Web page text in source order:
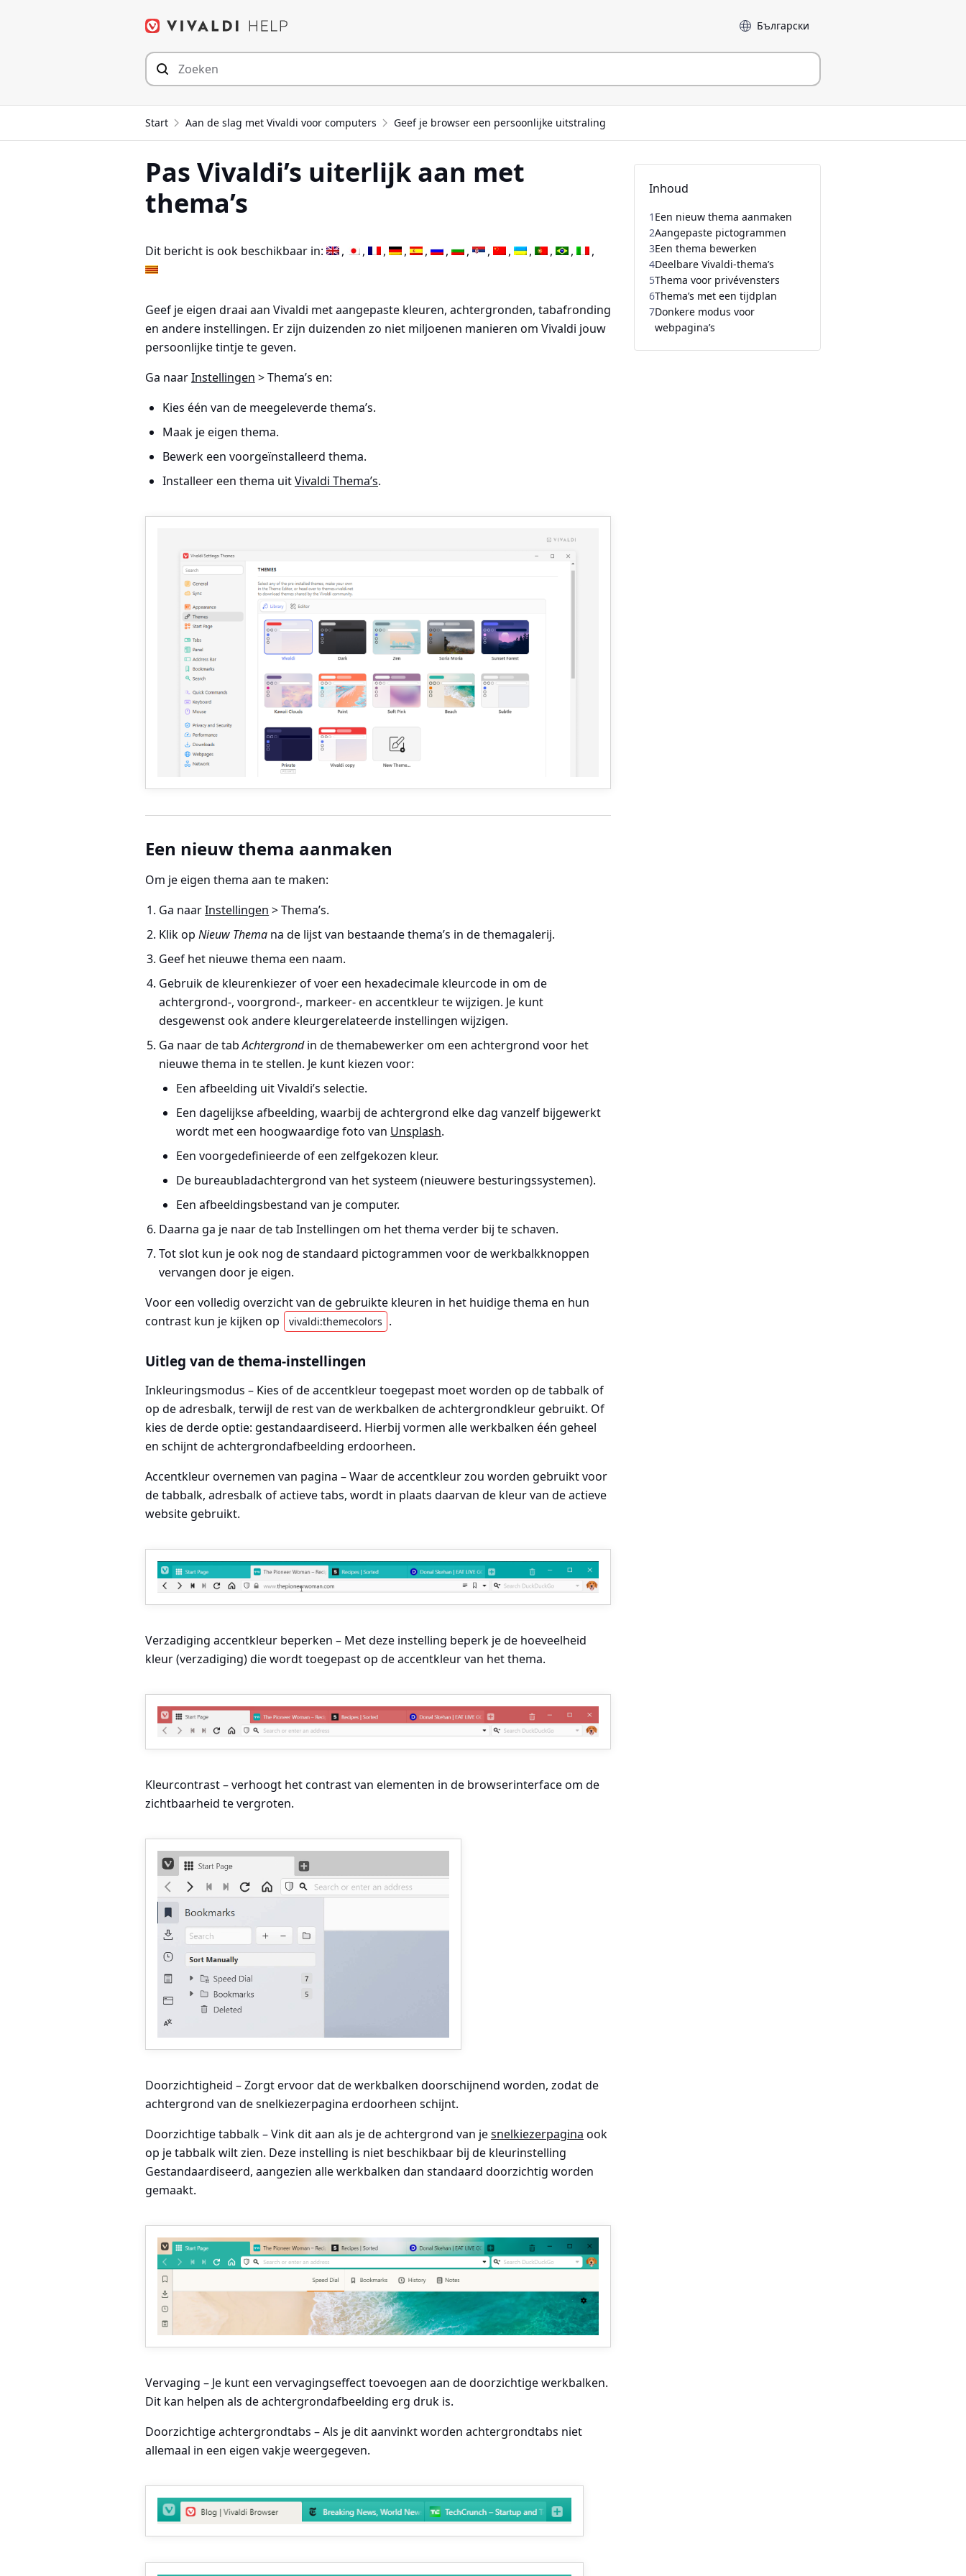
Taal
Start Aan de slag met Vivaldi voor computers Geef je browser een persoonlijke uitstraling
Pas Vivaldi’s uiterlijk aan met
thema’s
Dit bericht is ook beschikbaar in:
Geef je eigen draai aan Vivaldi met aangepaste kleuren, achtergronden, tabafronding
en andere instellingen. Er zijn duizenden zo niet miljoenen manieren om Vivaldi jouw
persoonlijke tintje te geven.
Ga naarInstellingen > Thema’s en:
Kies één van de meegeleverde thema’s.
Maak je eigen thema.
Bewerk een voorgeïnstalleerd thema.
Installeer een thema uitVivaldi Thema’s.
Een nieuw thema aanmaken
Om je eigen thema aan te maken:
Ga naarInstellingen > Thema’s.
Klik opNieuw Thema na de lijst van bestaande thema’s in de themagalerij.
Geef het nieuwe thema een naam.
Gebruik de kleurenkiezer of voer een hexadecimale kleurcode in om de
achtergrond-, voorgrond-, markeer- en accentkleur te wijzigen. Je kunt
desgewenst ook andere kleurgerelateerde instellingen wijzigen.
Ga naar de tabAchtergrondin de themabewerker om een achtergrond voor het
nieuwe thema in te stellen. Je kunt kiezen voor:
Een afbeelding uit Vivaldi’s selectie.
Een dagelijkse afbeelding, waarbij de achtergrond elke dag vanzelf bijgewerkt
wordt met een hoogwaardige foto van Unsplash.
Een voorgedefinieerde of een zelfgekozen kleur.
De bureaubladachtergrond van het systeem (nieuwere besturingssystemen).
Een afbeeldingsbestand van je computer.
Daarna ga je naar de tab Instellingen om het thema verder bij te schaven.
Tot slot kun je ook nog de standaard pictogrammen voor de werkbalkknoppen
vervangen door je eigen.
Voor een volledig overzicht van de gebruikte kleuren in het huidige thema en hun
contrast kun je kijken op
vivaldi:themecolors .
Uitleg van de thema-instellingen
Inkleuringsmodus – Kies of de accentkleur toegepast moet worden op de tabbalk of
op de adresbalk, terwijl de rest van de werkbalken de achtergrondkleur gebruikt. Of
kies de derde optie: gestandaardiseerd. Hierbij vormen alle werkbalken één geheel
en schijnt de achtergrondafbeelding erdoorheen.
Accentkleur overnemen van pagina – Waar de accentkleur zou worden gebruikt voor
de tabbalk, adresbalk of actieve tabs, wordt in plaats daarvan de kleur van de actieve
website gebruikt.
Verzadiging accentkleur beperken – Met deze instelling beperk je de hoeveelheid
kleur (verzadiging) die wordt toegepast op de accentkleur van het thema.
Kleurcontrast– verhoogt het contrast van elementen in de browserinterface om de
zichtbaarheid te vergroten.
Doorzichtigheid – Zorgt ervoor dat de werkbalken doorschijnend worden, zodat de
achtergrond van de snelkiezerpagina erdoorheen schijnt.
Doorzichtige tabbalk – Vink dit aan als je de achtergrond van jesnelkiezerpagina ook
op je tabbalk wilt zien. Deze instelling is niet beschikbaar bij de kleurinstelling
Gestandaardiseerd, aangezien alle werkbalken dan standaard doorzichtig worden
gemaakt.
Vervaging – Je kunt een vervagingseffect toevoegen aan de doorzichtige werkbalken.
Dit kan helpen als de achtergrondafbeelding erg druk is.
Doorzichtige achtergrondtabs – Als je dit aanvinkt worden achtergrondtabs niet
allemaal in een eigen vakje weergegeven.
Inhoud
1 Een nieuw thema aanmaken
2Aangepaste pictogrammen
3Een thema bewerken
4Deelbare Vivaldi-thema’s
5Thema voor privévensters
6Thema’s met een tijdplan
7Donkere modus voor
webpagina’s